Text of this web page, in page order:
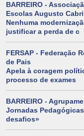
BARREIRO -
Escolas Augusto
Nenhuma
justificar a perda de c
FERSAP - Federação
de Pais
Apela à coragem
processo de exames
BARREIRO -
Jornadas
desafios»